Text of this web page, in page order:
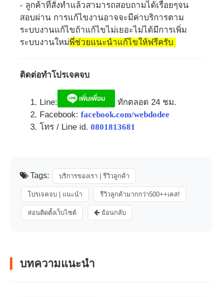
- ลูกค้าที่สั่งทำแล้วสามารถสอบถามได้เรื่อยๆจน
สอบผ่าน การแก้ไขงานอาจจะมีค่าบริการตาม
ระบบงานแก้ไขถ้าแก้ไขไม่เยอะไม่ได้มีการเพิ่ม
ระบบงานใหม่พี่ช่วยแนะนำแก้ไขให้ฟรีครับ
ติดต่อทำโปรเจคจบ
Line:
ทักตลอด 24 ชม.​
Facebook: facebook.com/webdodee
โทร / Line id. 0801813681
Tags: บริการของเรา | รีวิวลูกค้า
โปรเจคจบ | แนะนำ รีวิวลูกค้ามากกว่า500++เคส!
สอนติดตั้งเว็บไซต์ ย้อนกลับ
บทความแนะนำ